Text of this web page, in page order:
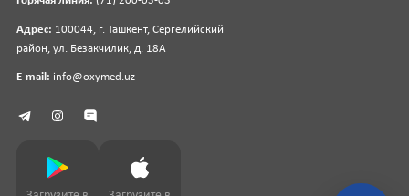
Адрес: 100044, г. Ташкент, Сергелийский
район, ул. Безакчилик, д. 18А
E-mail: info@oxymed.uz